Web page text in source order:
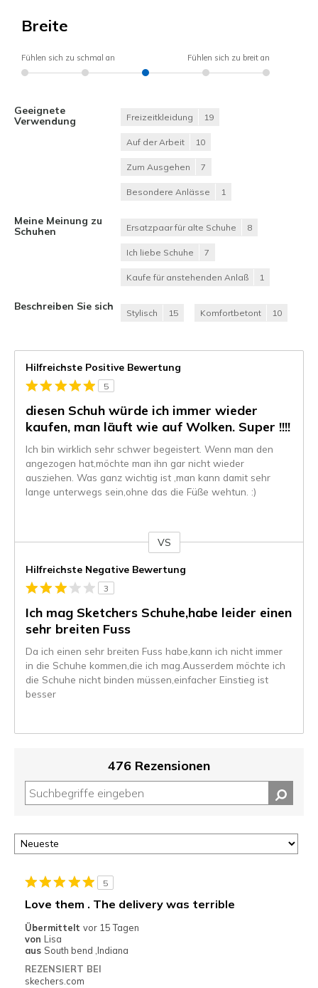
Breite
Fühlen sich zu schmal an Fühlen sich zu breit an
Geeignete
Verwendung
Freizeitkleidung 19
Auf der Arbeit 10
Zum Ausgehen 7
Besondere Anlässe 1
Meine Meinung zu
Schuhen
Ersatzpaar für alte Schuhe 8
Ich liebe Schuhe 7
Kaufe für anstehenden Anlaß 1
Beschreiben Sie sich
Stylisch 15 Komfortbetont 10
Hilfreichste Positive Bewertung
5
diesen Schuh würde ich immer wieder
kaufen, man läuft wie auf Wolken. Super !!!!
Ich bin wirklich sehr schwer begeistert. Wenn man den
angezogen hat,möchte man ihn gar nicht wieder
ausziehen. Was ganz wichtig ist ,man kann damit sehr
lange unterwegs sein,ohne das die Füße wehtun. :)
VS
Hilfreichste Negative Bewertung
3
Ich mag Sketchers Schuhe,habe leider einen
sehr breiten Fuss
Da ich einen sehr breiten Fuss habe,kann ich nicht immer
in die Schuhe kommen,die ich mag.Ausserdem möchte ich
die Schuhe nicht binden müssen,einfacher Einstieg ist
besser
476 Rezensionen
5
Love them . The delivery was terrible
Übermittelt vor 15 Tagen
von Lisa
aus South bend ,Indiana
REZENSIERT BEI
skechers.com